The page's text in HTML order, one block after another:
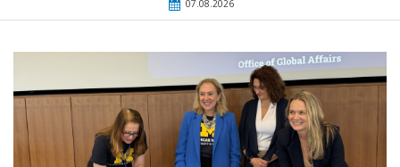
07.08.2026